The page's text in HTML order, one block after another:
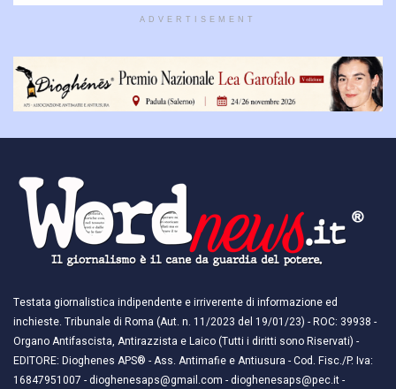
ADVERTISEMENT
Testata giornalistica indipendente e irriverente di informazione ed
inchieste. Tribunale di Roma (Aut. n. 11/2023 del 19/01/23) - ROC: 39938 -
Organo Antifascista, Antirazzista e Laico (Tutti i diritti sono Riservati) -
EDITORE: Dioghenes APS® - Ass. Antimafie e Antiusura - Cod. Fisc./P. Iva:
16847951007 - dioghenesaps@gmail.com - dioghenesaps@pec.it - ​​